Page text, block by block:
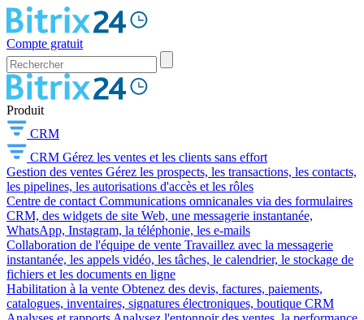
Compte gratuit
Produit
CRM
CRM Gérez les ventes et les clients sans effort
Gestion des ventes Gérez les prospects, les transactions, les contacts,
les pipelines, les autorisations d'accès et les rôles
Centre de contact Communications omnicanales via des formulaires
CRM, des widgets de site Web, une messagerie instantanée,
WhatsApp, Instagram, la téléphonie, les e-mails
Collaboration de l'équipe de vente Travaillez avec la messagerie
instantanée, les appels vidéo, les tâches, le calendrier, le stockage de
fichiers et les documents en ligne
Habilitation à la vente Obtenez des devis, factures, paiements,
catalogues, inventaires, signatures électroniques, boutique CRM